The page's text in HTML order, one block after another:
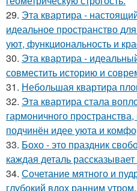
29. Эта квартира -
идеальное пространство
уют, функциональность и
30. Эта квартира -
совместить историю и
31. Небольшая квартира
32. Эта квартира стала
гармоничного
подчинён идее уюта и
33. Бохо - это праздник
каждая деталь
34. Сочетание мятного и
глубокий вдох ранним утром.